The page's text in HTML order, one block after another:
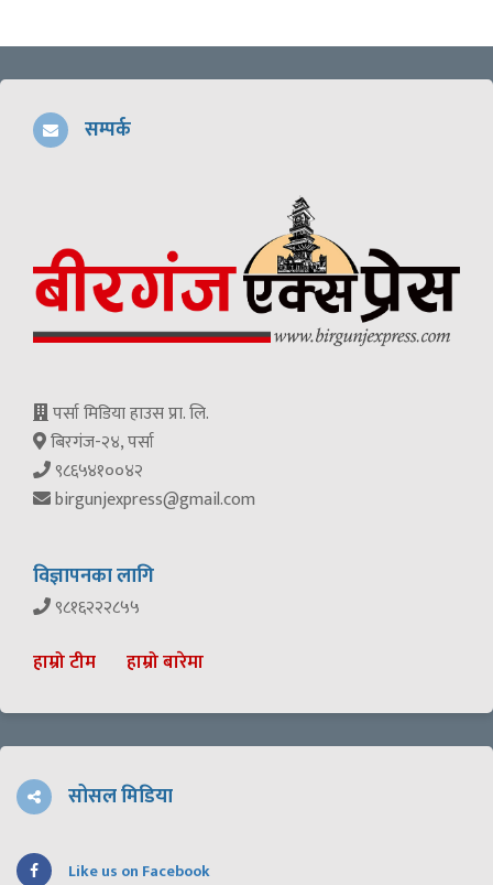
सम्पर्क
पर्सा मिडिया हाउस प्रा. लि.
बिरगंज-२४, पर्सा
९८६५४१००४२
birgunjexpress@gmail.com
विज्ञापनका लागि
९८१६२२२८५५
हाम्रो टीम हाम्रो बारेमा
सोसल मिडिया
Like us on Facebook